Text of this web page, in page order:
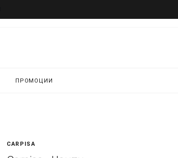
ПРОМОЦИИ
CARPISA